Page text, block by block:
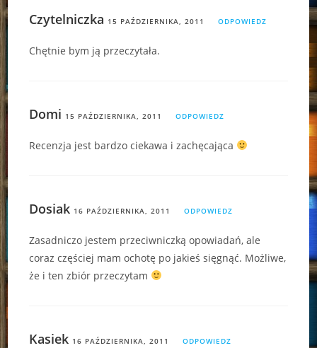
Czytelniczka 15 PAŹDZIERNIKA, 2011 ODPOWIEDZ
Chętnie bym ją przeczytała.
Domi 15 PAŹDZIERNIKA, 2011 ODPOWIEDZ
Recenzja jest bardzo ciekawa i zachęcająca
Dosiak 16 PAŹDZIERNIKA, 2011 ODPOWIEDZ
Zasadniczo jestem przeciwniczką opowiadań, ale
coraz częściej mam ochotę po jakieś sięgnąć. Możliwe,
że i ten zbiór przeczytam
Kasiek 16 PAŹDZIERNIKA, 2011 ODPOWIEDZ